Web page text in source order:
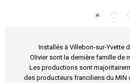
Installés à Villebon-sur-Yvette
Olivier sont la dernière famille de
Les productions sont
des producteurs franciliens du MIN